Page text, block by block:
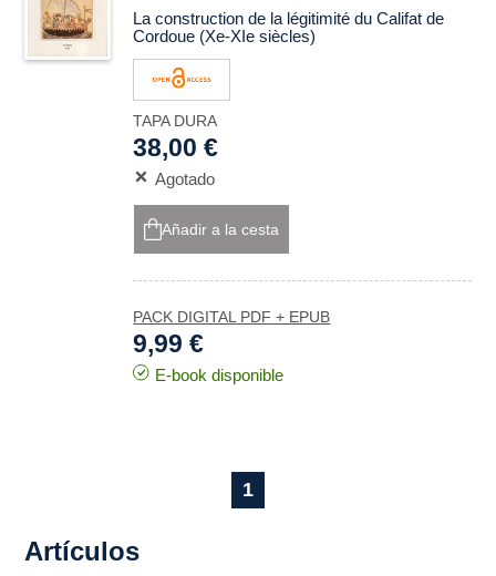
La construction de la légitimité du Califat de
Cordoue (Xe-XIe siècles)
TAPA DURA
38,00 €
Agotado
Añadir a la cesta
PACK DIGITAL PDF + EPUB
9,99 €
E-book disponible
1
Artículos